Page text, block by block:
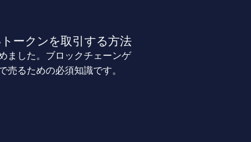
ークンを取引する方法
ました。ブロックチェーンゲ
るための必須知識です。